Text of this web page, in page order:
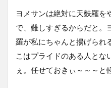
ヨメサンは絶対に天麩羅を
で、難しすぎるからだと。
羅が私にちゃんと揚げられ
こはプライドのある人とな
ぇ。任せておきぃ～～～と